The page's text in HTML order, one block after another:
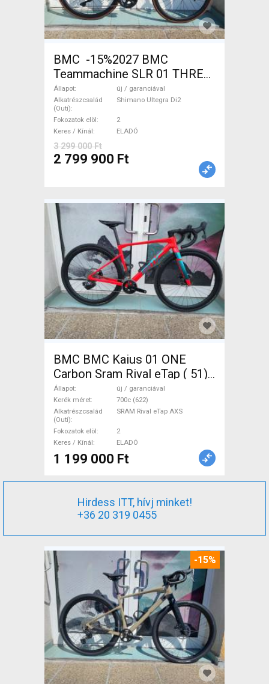
BMC -15%2027 BMC
Teammachine SLR 01 THREE
Ultegra Di2 Országúti
Shimano Ultegra Di2 tárcsafék
új / garanciával ELADÓ
Állapot
új / garanciával
Alkatrészcsalád
(Outi)
Shimano Ultegra Di2
Fokozatok elöl
2
Keres / Kínál
ELADÓ
3 299 000 Ft
2 799 900 Ft
BMC BMC Kaius 01 ONE
Carbon Sram Rival eTap ( 51)
Gravel / CX SRAM Rival eTap
AXS tárcsafék új / garanciával
ELADÓ
Állapot
új / garanciával
Kerék méret
700c (622)
Alkatrészcsalád
(Outi)
SRAM Rival eTap AXS
Fokozatok elöl
2
Keres / Kínál
ELADÓ
1 199 000 Ft
Hirdess ITT, hívj minket!
+36 20 319 0455
-15%